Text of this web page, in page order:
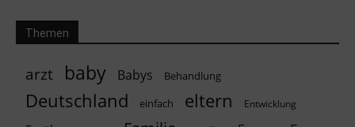
Themen
arzt baby Babys Behandlung
Deutschland einfach eltern Entwicklung